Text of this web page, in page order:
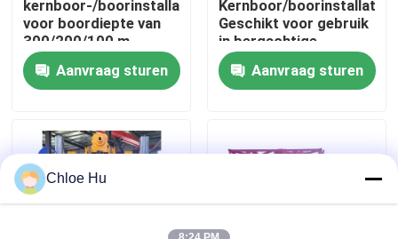
Nieuws
Gevallen
Boorinstallatiemachines
Boorinstallatie voor waterputten
kernboor-/boorinstallatie
voor boordiepte van
300/200/100 m
Aanvraag sturen
Kernboor/boorinstallatie
Geschikt voor gebruik
in bergachtige
gebieden met lastig
transportAanvraag sturen
Chloe Hu